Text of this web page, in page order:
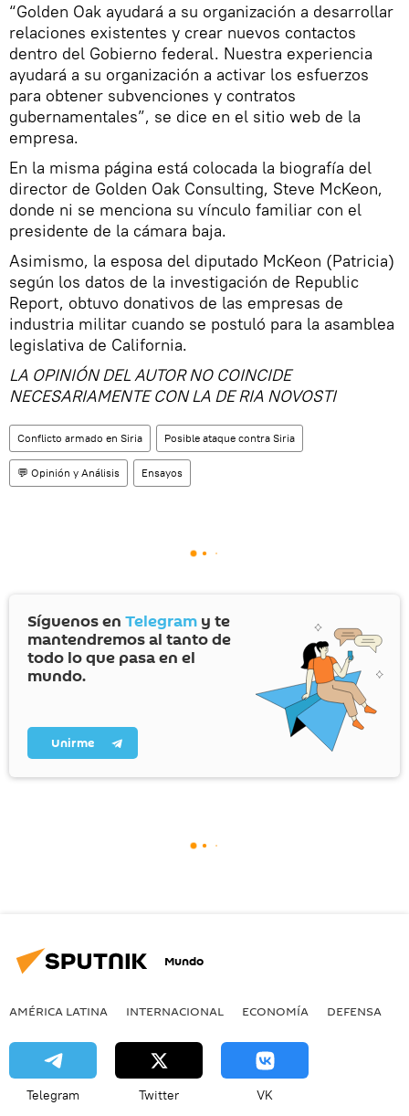
“Golden Oak ayudará a su organización a desarrollar
relaciones existentes y crear nuevos contactos
dentro del Gobierno federal. Nuestra experiencia
ayudará a su organización a activar los esfuerzos
para obtener subvenciones y contratos
gubernamentales”, se dice en el sitio web de la
empresa.
En la misma página está colocada la biografía del
director de Golden Oak Consulting, Steve McKeon,
donde ni se menciona su vínculo familiar con el
presidente de la cámara baja.
Asimismo, la esposa del diputado McKeon (Patricia)
según los datos de la investigación de Republic
Report, obtuvo donativos de las empresas de
industria militar cuando se postuló para la asamblea
legislativa de California.
LA OPINIÓN DEL AUTOR NO COINCIDE
NECESARIAMENTE CON LA DE RIA NOVOSTI
Conflicto armado en Siria Posible ataque contra Siria
💬 Opinión y Análisis Ensayos
Síguenos en Telegram y te
mantendremos al tanto de
todo lo que pasa en el
mundo.
Unirme
Mundo
AMÉRICA LATINA INTERNACIONAL ECONOMÍA DEFENSA
Telegram Twitter VK